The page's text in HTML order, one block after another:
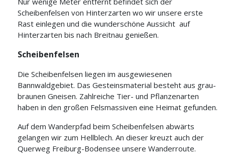
Scheibenfelsen von Hinterzarten wo wir unsere erste
Rast einlegen und die wunderschöne Aussicht auf
Hinterzarten bis nach Breitnau genießen.
Scheibenfelsen
Die Scheibenfelsen liegen im ausgewiesenen
Bannwaldgebiet. Das Gesteinsmaterial besteht aus grau-
braunen Gneisen. Zahlreiche Tier- und Pflanzenarten
haben in den großen Felsmassiven eine Heimat gefunden.
Auf dem Wanderpfad beim Scheibenfelsen abwärts
gelangen wir zum Hellblech. An dieser kreuzt auch der
Querweg Freiburg-Bodensee unsere Wanderroute.